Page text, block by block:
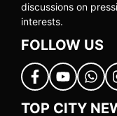
discussions on
interests.
FOLLOW US
TOP CITY